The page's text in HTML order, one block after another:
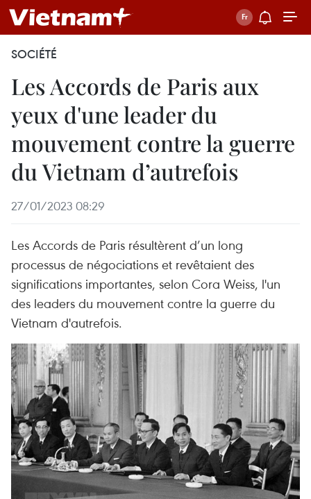
SOCIÉTÉ
Les Accords de Paris aux
yeux d'une leader du
mouvement contre la guerre
du Vietnam d’autrefois
27/01/2023 08:29
Les Accords de Paris résultèrent d’un long
processus de négociations et revêtaient des
significations importantes, selon Cora Weiss, l'un
des leaders du mouvement contre la guerre du
Vietnam d'autrefois.